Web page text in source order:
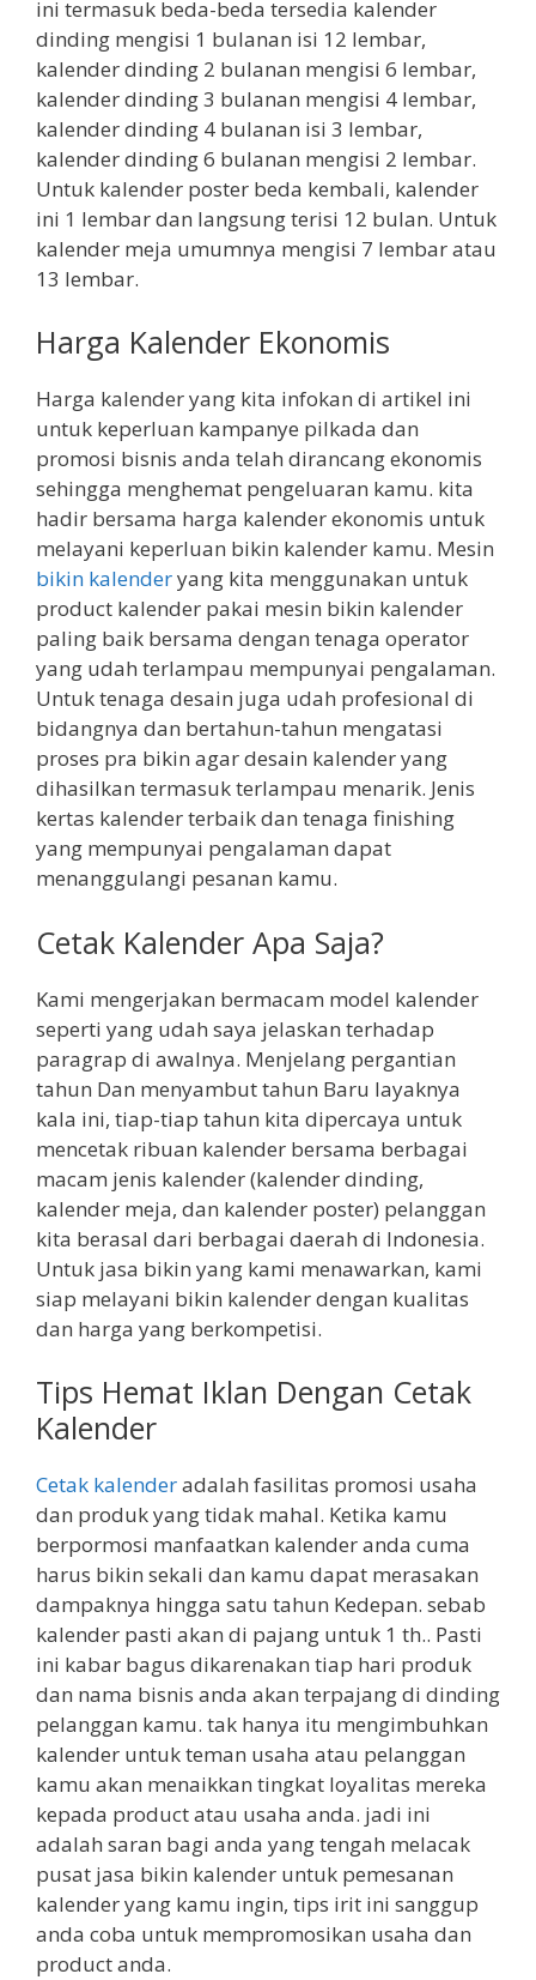
ini termasuk beda-beda tersedia kalender
dinding mengisi 1 bulanan isi 12 lembar,
kalender dinding 2 bulanan mengisi 6 lembar,
kalender dinding 3 bulanan mengisi 4 lembar,
kalender dinding 4 bulanan isi 3 lembar,
kalender dinding 6 bulanan mengisi 2 lembar.
Untuk kalender poster beda kembali, kalender
ini 1 lembar dan langsung terisi 12 bulan. Untuk
kalender meja umumnya mengisi 7 lembar atau
13 lembar.
Harga Kalender Ekonomis
Harga kalender yang kita infokan di artikel ini
untuk keperluan kampanye pilkada dan
promosi bisnis anda telah dirancang ekonomis
sehingga menghemat pengeluaran kamu. kita
hadir bersama harga kalender ekonomis untuk
melayani keperluan bikin kalender kamu. Mesin
bikin kalenderyang kita menggunakan untuk
product kalender pakai mesin bikin kalender
paling baik bersama dengan tenaga operator
yang udah terlampau mempunyai pengalaman.
Untuk tenaga desain juga udah profesional di
bidangnya dan bertahun-tahun mengatasi
proses pra bikin agar desain kalender yang
dihasilkan termasuk terlampau menarik. Jenis
kertas kalender terbaik dan tenaga finishing
yang mempunyai pengalaman dapat
menanggulangi pesanan kamu.
Cetak Kalender Apa Saja?
Kami mengerjakan bermacam model kalender
seperti yang udah saya jelaskan terhadap
paragrap di awalnya. Menjelang pergantian
tahun Dan menyambut tahun Baru layaknya
kala ini, tiap-tiap tahun kita dipercaya untuk
mencetak ribuan kalender bersama berbagai
macam jenis kalender (kalender dinding,
kalender meja, dan kalender poster) pelanggan
kita berasal dari berbagai daerah di Indonesia.
Untuk jasa bikin yang kami menawarkan, kami
siap melayani bikin kalender dengan kualitas
dan harga yang berkompetisi.
Tips Hemat Iklan Dengan Cetak
Kalender
Cetak kalenderadalah fasilitas promosi usaha
dan produk yang tidak mahal. Ketika kamu
berpormosi manfaatkan kalender anda cuma
harus bikin sekali dan kamu dapat merasakan
dampaknya hingga satu tahun Kedepan. sebab
kalender pasti akan di pajang untuk 1 th.. Pasti
ini kabar bagus dikarenakan tiap hari produk
dan nama bisnis anda akan terpajang di dinding
pelanggan kamu. tak hanya itu mengimbuhkan
kalender untuk teman usaha atau pelanggan
kamu akan menaikkan tingkat loyalitas mereka
kepada product atau usaha anda. jadi ini
adalah saran bagi anda yang tengah melacak
pusat jasa bikin kalender untuk pemesanan
kalender yang kamu ingin, tips irit ini sanggup
anda coba untuk mempromosikan usaha dan
product anda.